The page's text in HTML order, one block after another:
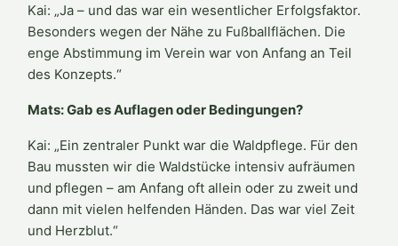
Kai: „Ja – und das war ein wesentlicher Erfolgsfaktor.
Besonders wegen der Nähe zu Fußballflächen. Die
enge Abstimmung im Verein war von Anfang an Teil
des Konzepts.“
Mats: Gab es Auflagen oder Bedingungen?
Kai: „Ein zentraler Punkt war die Waldpflege. Für den
Bau mussten wir die Waldstücke intensiv aufräumen
und pflegen – am Anfang oft allein oder zu zweit und
dann mit vielen helfenden Händen. Das war viel Zeit
und Herzblut.“